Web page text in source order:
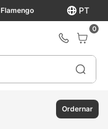
PT
Flamengo
0
Ordernar